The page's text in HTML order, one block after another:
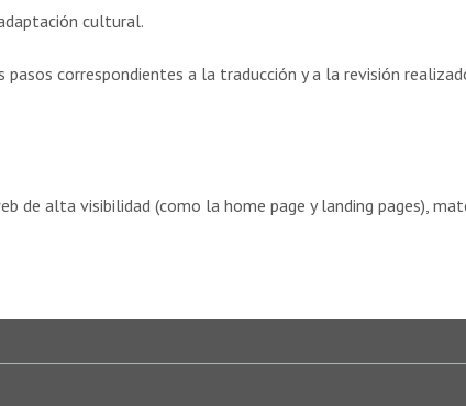
cultural.
correspondientes a la traducción y a la revisión
de alta visibilidad (como la home page y landing pages),